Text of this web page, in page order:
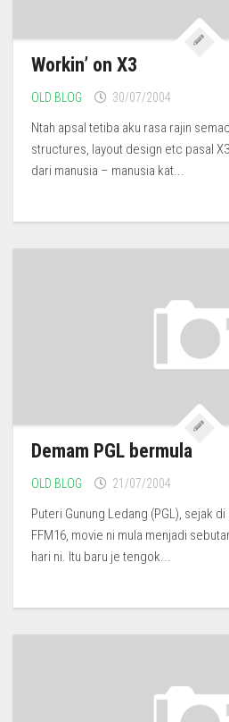
Workin’ on X3
OLD BLOG 30/07/2004
Ntah apsal tetiba aku rasa rajin
structures, layout design etc pasal
dari manusia – manusia kat...
Demam PGL bermula
OLD BLOG 21/07/2004
Puteri Gunung Ledang (PGL), sejak
FFM16, movie ni mula menjadi
hari ni. Itu baru je tengok...